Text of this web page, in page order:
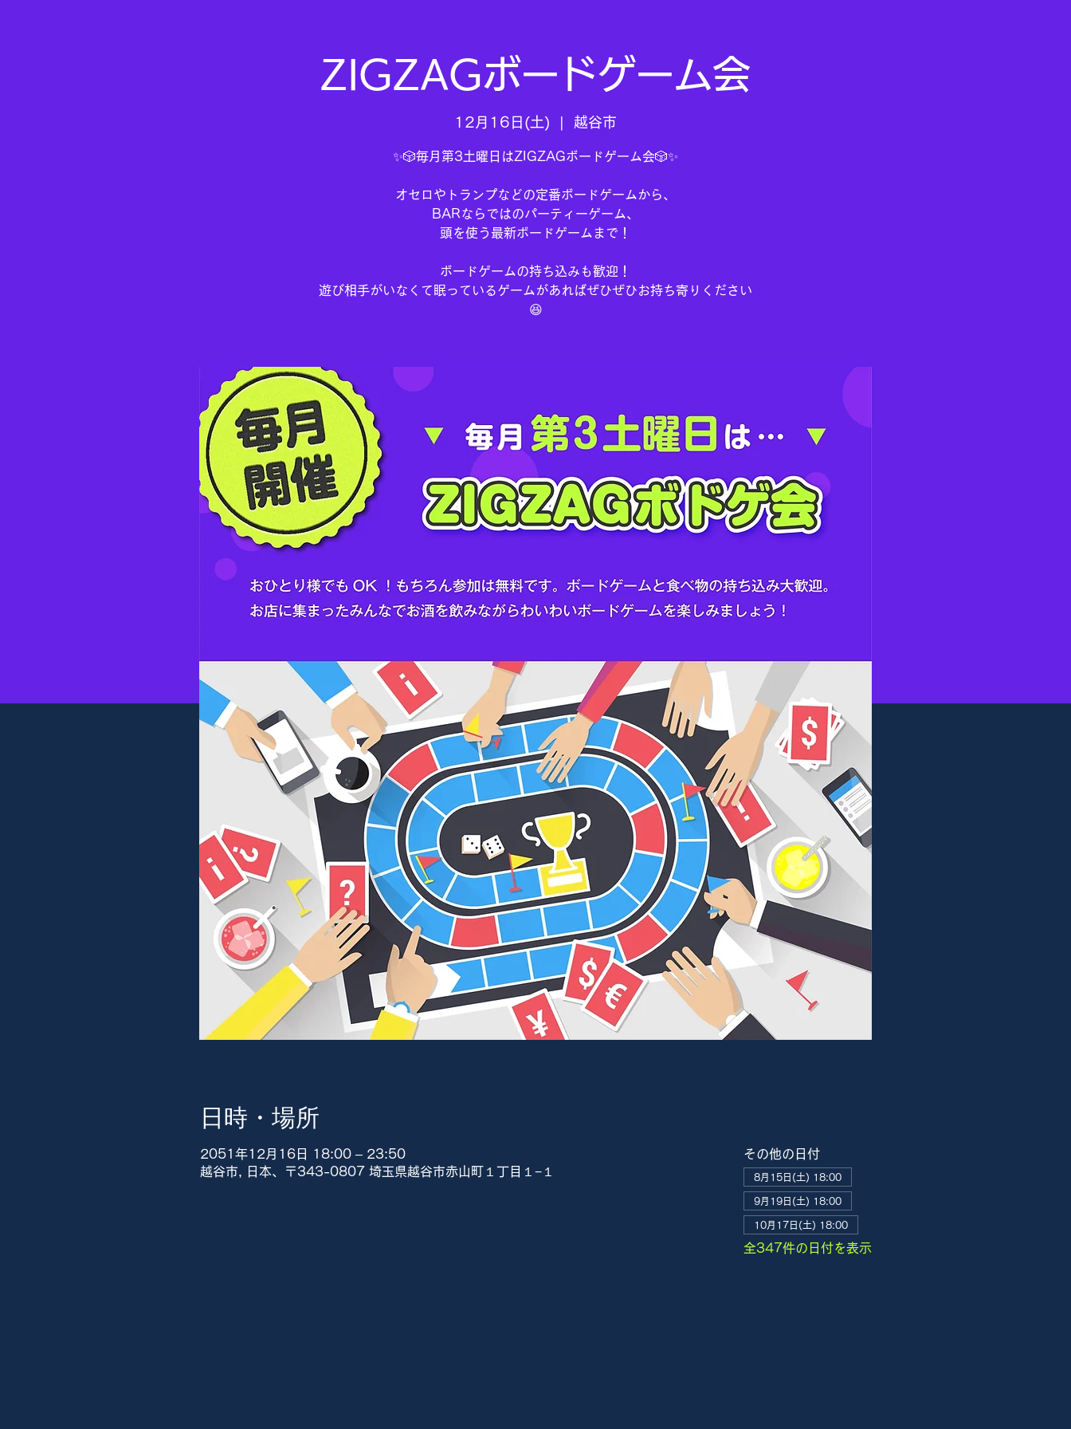
ZIGZAGボードゲーム会
12月16日(土) 越谷市
✨🎲毎月第3土曜日はZIGZAGボードゲーム会🎲✨
オセロやトランプなどの定番ボードゲームから、
BARならではのパーティーゲーム、
頭を使う最新ボードゲームまで！
ボードゲームの持ち込みも歓迎！
遊び相手がいなくて眠っているゲームがあればぜひぜひお持ち寄りください
😆
日時・場所
2051年12月16日 18:00 – 23:50
越谷市, 日本、〒343-0807 埼玉県越谷市赤山町１丁目１−１
その他の日付
8月15日(土) 18:00
9月19日(土) 18:00
10月17日(土) 18:00
全347件の日付を表示